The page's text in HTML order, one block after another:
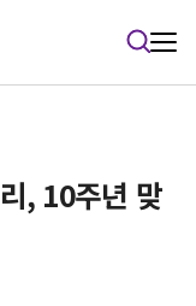
, 10주년 맞